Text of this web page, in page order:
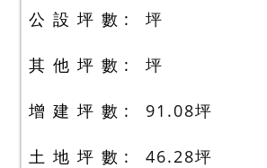
公 設 坪 數 坪
其 他 坪 數 坪
增 建 坪 數 91.08坪
土 地 坪 數 46.28坪